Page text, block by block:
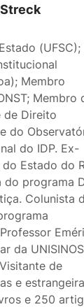
(UFSC);
Membro
Membro
de Direito
do
do IDP. Ex-
Estado do
do programa
Colunista
da
de
e
e 250